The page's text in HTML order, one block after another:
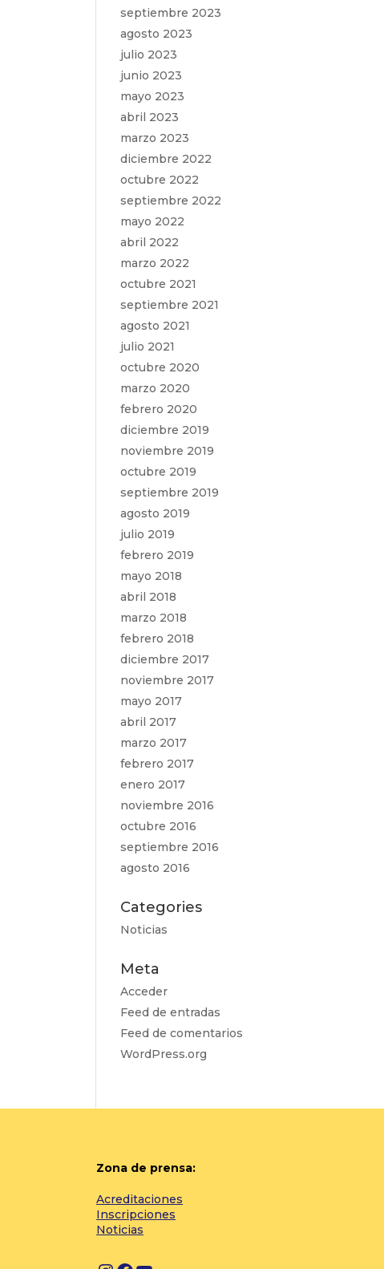
septiembre 2023
agosto 2023
julio 2023
junio 2023
mayo 2023
abril 2023
marzo 2023
diciembre 2022
octubre 2022
septiembre 2022
mayo 2022
abril 2022
marzo 2022
octubre 2021
septiembre 2021
agosto 2021
julio 2021
octubre 2020
marzo 2020
febrero 2020
diciembre 2019
noviembre 2019
octubre 2019
septiembre 2019
agosto 2019
julio 2019
febrero 2019
mayo 2018
abril 2018
marzo 2018
febrero 2018
diciembre 2017
noviembre 2017
mayo 2017
abril 2017
marzo 2017
febrero 2017
enero 2017
noviembre 2016
octubre 2016
septiembre 2016
agosto 2016
Categories
Noticias
Meta
Acceder
Feed de entradas
Feed de comentarios
WordPress.org
Zona de prensa:
Acreditaciones
Inscripciones
Noticias